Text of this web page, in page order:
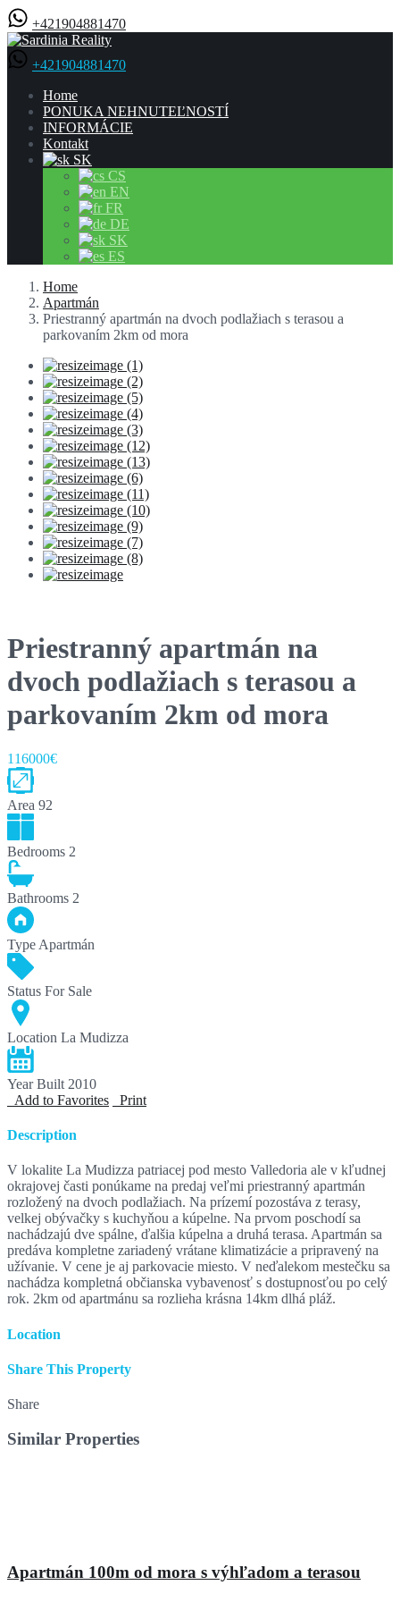
+421904881470
+421904881470
Home
PONUKA NEHNUTEĽNOSTÍ
INFORMÁCIE
Kontakt
SK
CS
EN
FR
DE
SK
ES
Home
Apartmán
Priestranný apartmán na dvoch podlažiach s terasou a
parkovaním 2km od mora
Priestranný apartmán na
dvoch podlažiach s terasou a
parkovaním 2km od mora
116000€
Area 92
Bedrooms 2
Bathrooms 2
Type Apartmán
Status For Sale
Location La Mudizza
Year Built 2010
Add to Favorites
Print
Description
V lokalite La Mudizza patriacej pod mesto Valledoria ale v kľudnej
okrajovej časti ponúkame na predaj veľmi priestranný apartmán
rozložený na dvoch podlažiach. Na prízemí pozostáva z terasy,
velkej obývačky s kuchyňou a kúpelne. Na prvom poschodí sa
nachádzajú dve spálne, ďalšia kúpelna a druhá terasa. Apartmán sa
predáva kompletne zariadený vrátane klimatizácie a pripravený na
užívanie. V cene je aj parkovacie miesto. V neďalekom mestečku sa
nachádza kompletná občianska vybavenosť s dostupnosťou po celý
rok. 2km od apartmánu sa rozlieha krásna 14km dlhá pláž.
Location
Share This Property
Share
Similar Properties
Apartmán 100m od mora s výhľadom a terasou